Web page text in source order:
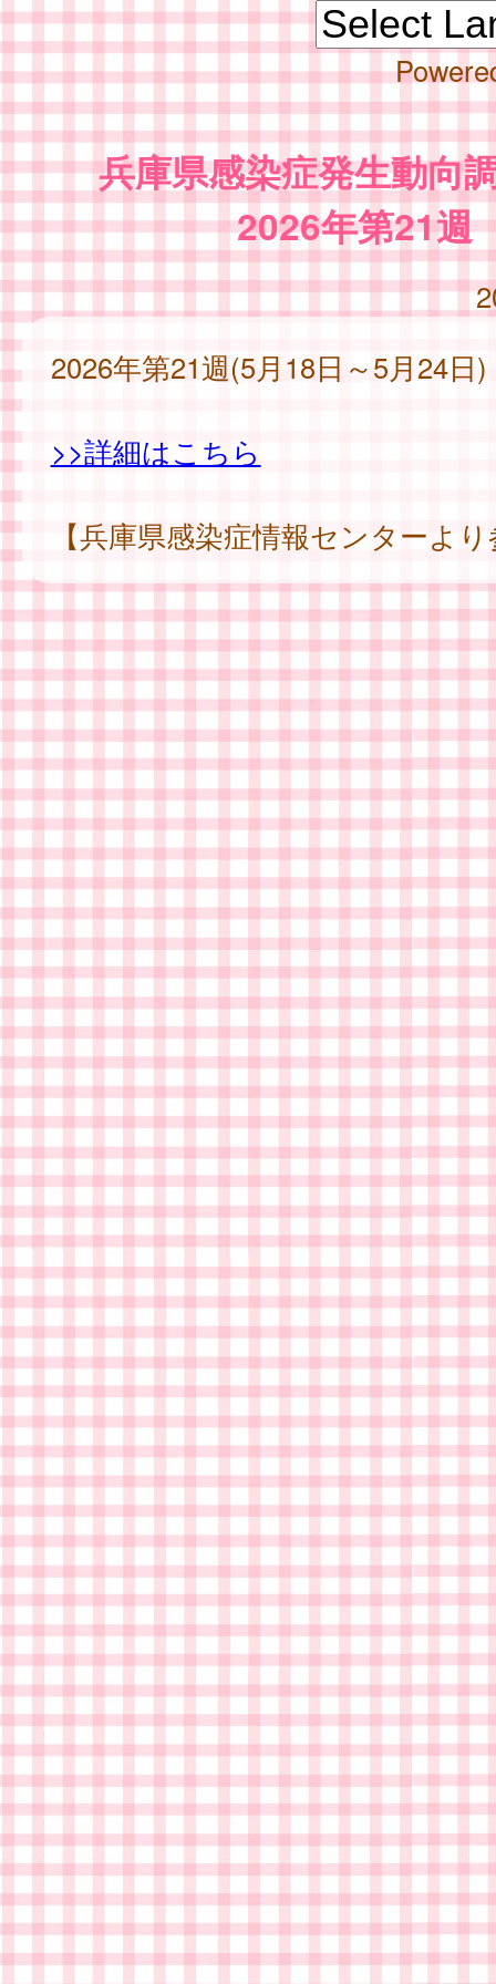
兵庫県感染症発生動向
2026年第21週
2026年第21週(5月18日～5月24日)
>>詳細はこちら
【兵庫県感染症情報センターよ